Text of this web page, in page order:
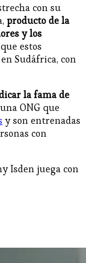
con su
producto de la
y los
estos
Sudáfrica, con
la fama de
ONG que
y son entrenadas
con
Isden juega con